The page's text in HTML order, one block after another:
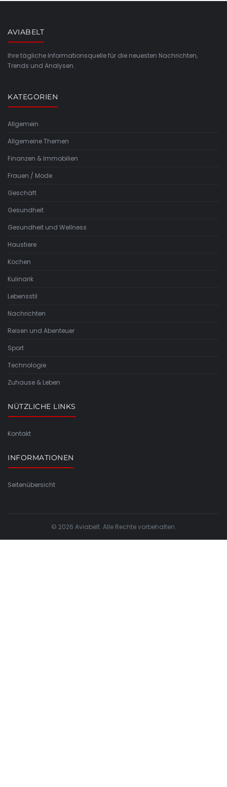
AVIABELT
Ihre tägliche Informationsquelle für die neuesten Nachrichten,
Trends und Analysen.
KATEGORIEN
Allgemein
Allgemeine Themen
Finanzen & Immobilien
Frauen / Mode
Geschäft
Gesundheit
Gesundheit und Wellness
Haustiere
Kochen
Kulinarik
Lebensstil
Nachrichten
Reisen und Abenteuer
Sport
Technologie
Zuhause & Leben
NÜTZLICHE LINKS
Kontakt
INFORMATIONEN
Seitenübersicht
© 2026 Aviabelt. Alle Rechte vorbehalten.